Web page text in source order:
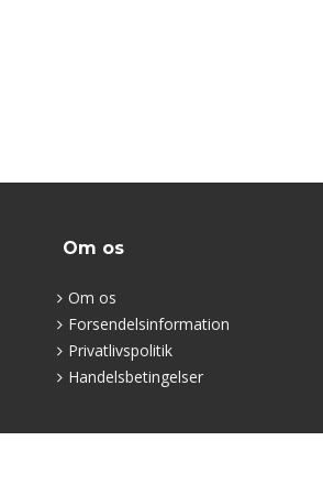
Om os
Om os
Forsendelsinformation
Privatlivspolitik
Handelsbetingelser